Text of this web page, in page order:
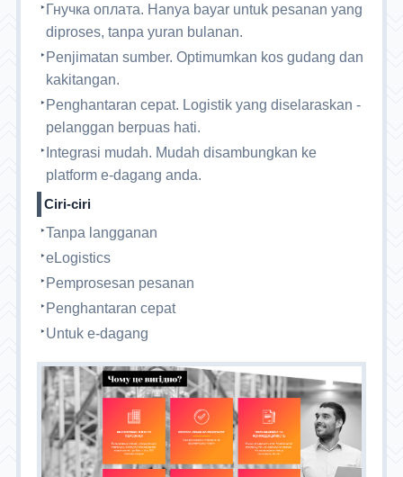
Гнучка оплата. Hanya bayar untuk pesanan yang
diproses, tanpa yuran bulanan.
Penjimatan sumber. Optimumkan kos gudang dan
kakitangan.
Penghantaran cepat. Logistik yang diselaraskan -
pelanggan berpuas hati.
Integrasi mudah. Mudah disambungkan ke
platform e-dagang anda.
Ciri-ciri
Tanpa langganan
eLogistics
Pemprosesan pesanan
Penghantaran cepat
Untuk e-dagang